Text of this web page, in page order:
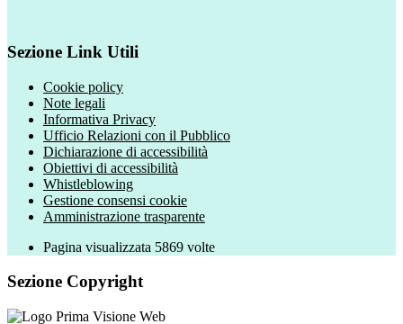
Sezione Link Utili
Cookie policy
Note legali
Informativa Privacy
Ufficio Relazioni con il Pubblico
Dichiarazione di accessibilità
Obiettivi di accessibilità
Whistleblowing
Gestione consensi cookie
Amministrazione trasparente
Pagina visualizzata 5869 volte
Sezione Copyright